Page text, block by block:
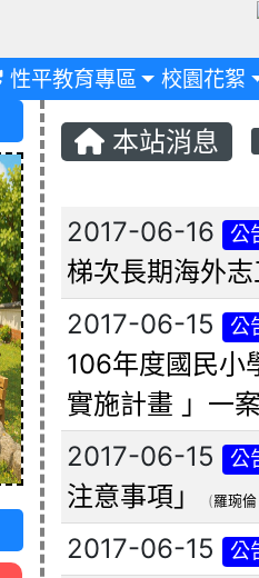
重新取得佈景設定
性平教育專區 校園花絮
本站消息
文章列表
2017-06-16 公
梯次長期海外
2017-06-15 公
106年度國民小
實施計畫 」一
2017-06-15 公
注意事項」
(羅琬倫
2017-06-15 公